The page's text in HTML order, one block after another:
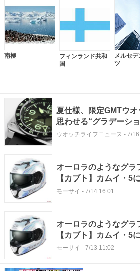
南極
フィンランド共和
国
メルセ
ツ
夏仕様、限定GMTウ
思わせる“グラデーシ
ル“BR-03 GMT”を再
ウオッチライフニュース - 7/
オーロラのようなグラ
【カブト】カムイ・5
が誕生
モーサイ - 7/14 16:01
オーロラのようなグラ
【カブト】カムイ・5
が誕生
モーサイ - 7/13 11:02